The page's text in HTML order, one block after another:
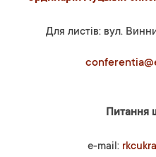
Для листів: вул.
Питання
e-mail: